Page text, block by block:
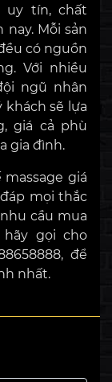
uy tín, chất
Mỗi sản
có nguồn
Với nhiều
ngũ nhân
sẽ lựa
giá cả phù
gia đình.
giá
mọi thắc
cầu mua
gọi cho
để
nhất.